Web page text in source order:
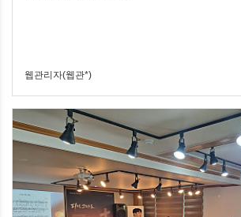
웹관리자(웹관*)